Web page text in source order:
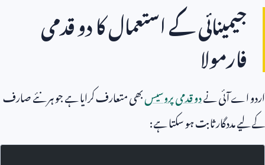
جیمینائی کے استعمال کا دو قدمی
فارمولا
اردو اے آئی نےدو قدمی پروسیسبھی متعارف کرایا ہے جو ہر نئے صارف
کے لیے مددگار ثابت ہو سکتا ہے: